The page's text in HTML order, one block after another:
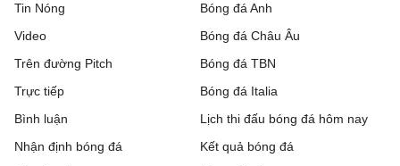
Tin Nóng
Video
Trên đường Pitch
Trực tiếp
Bóng đá Anh
Bóng đá Châu Âu
Bóng đá TBN
Bóng đá Italia
Bình luận
Nhận định bóng đá
Lịch thi đấu bóng đá hôm nay
Kết quả bóng đá